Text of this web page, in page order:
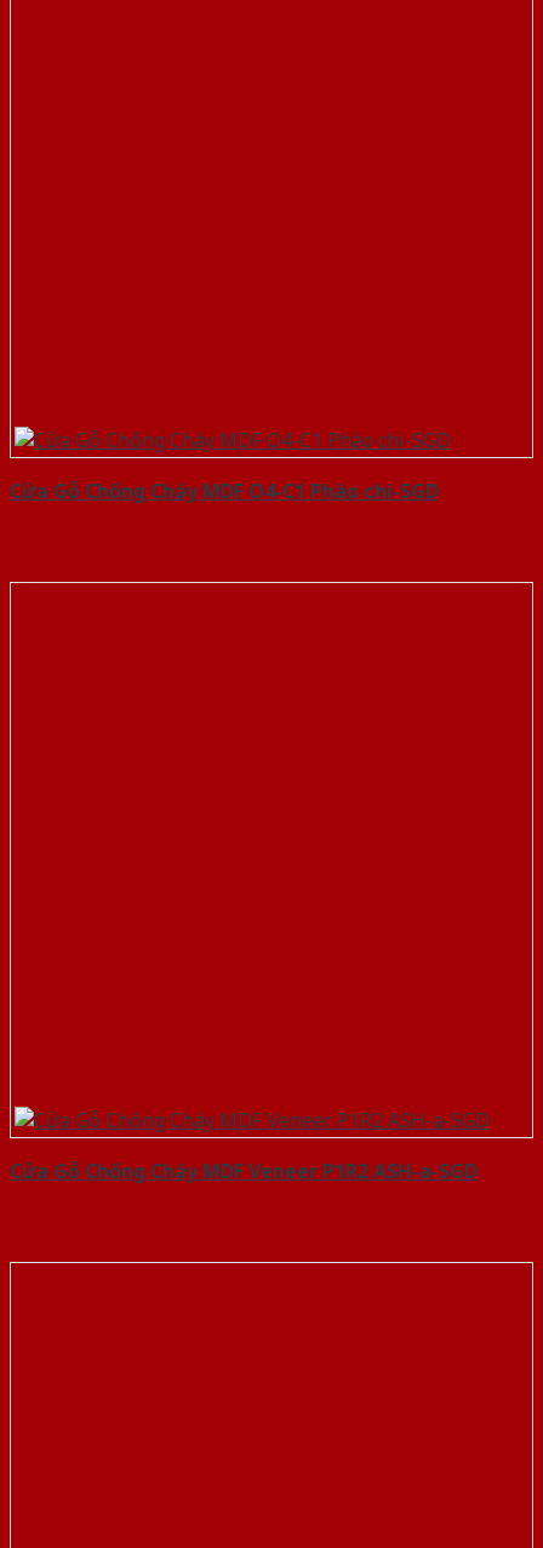
Cửa Gỗ Chống Cháy MDF O4-C1 Phào chi-SGD
Cửa Gỗ Chống Cháy MDF Veneer P1R2 ASH-a-SGD